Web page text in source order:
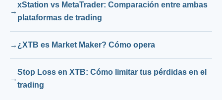
xStation vs MetaTrader: Comparación entre ambas
plataformas de trading
¿XTB es Market Maker? Cómo opera
Stop Loss en XTB: Cómo limitar tus pérdidas en el
trading